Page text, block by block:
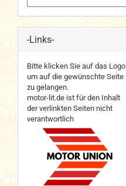
-Links-
Bitte klicken Sie auf das Logo
um auf die gewünschte Seite
zu gelangen.
motor-lit.de ist für den Inhalt
der verlinkten Seiten nicht
verantwortlich